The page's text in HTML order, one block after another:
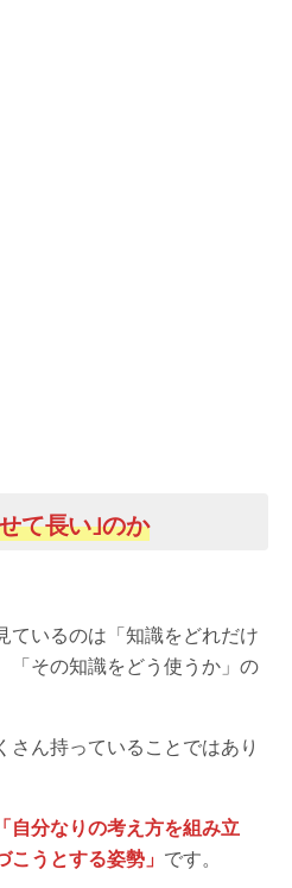
て長い｣のか
ているのは「知識をどれだけ
「その知識をどう使うか」の
さん持っていることではあり
自分なりの考え方を組み立
うとする姿勢」 です。